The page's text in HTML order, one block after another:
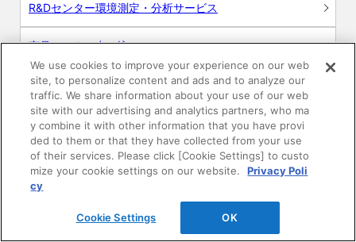
R&Dセンター環境測定・分析サービス
商品マスター申し込み
電子公告 このWEBサイトについて
プライバシーポリシー
We use cookies to improve your experience on our web
site, to personalize content and ads and to analyze our
traffic. We share information about your use of our web
site with our advertising and analytics partners, who ma
y combine it with other information that you have provi
ded to them or that they have collected from your use
of their services. Please click [Cookie Settings] to custo
mize your cookie settings on our website.
Privacy Poli
cy
Cookie Settings OK